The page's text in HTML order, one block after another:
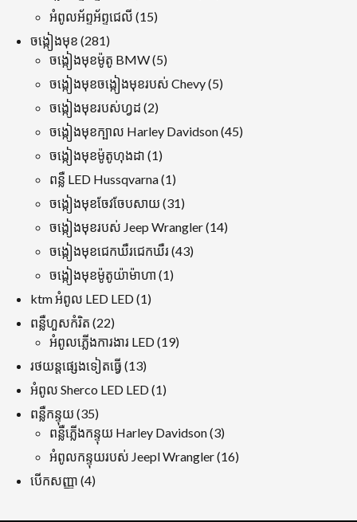
អំពូលអ័ព្ទអ័ព្ទជេលី 1515
ចង្កៀងមុខ 281281
ផលិតផល
ចង្កៀងមុខម៉ូតូ BMW 55
ផលិតផល
ចង្កៀងមុខចង្កៀងមុខរបស់ Chevy 55
ចង្កៀងមុខរបស់ហ្វដ 22
ផលិតផល
ចង្កៀងមុខក្បាល Harley Davidson 4545
ចង្កៀងមុខម៉ូតូហុងដា 11
ផលិតផល
ពន្លឺ LED Hussqvarna 11
ផលិតផល
ចង្កៀងមុខចែវចែបសាយ 3131
ផលិតផល
ចង្កៀងមុខរបស់ Jeep Wrangler 1414
ចង្កៀងមុខជេកឃឺរជេកឃឺរ 4343
ចង្កៀងមុខម៉ូតូយ៉ាម៉ាហា 11
ktm អំពូល LED LED 11
ពន្លឺហួសកំរិត 2222
ផលិតផល
អំពូលភ្លើងការងារ LED 1919
រថយន្តផ្សេងទៀតធ្វើ 1313
ផលិតផល
អំពូល Sherco LED LED 11
ពន្លឺកន្ទុយ 3535
ផលិតផល
ពន្លឺភ្លើងកន្ទុយ Harley Davidson 33
ផលិតផល
អំពូលកន្ទុយរបស់ Jeepl Wrangler 1616
បើកសញ្ញា 44